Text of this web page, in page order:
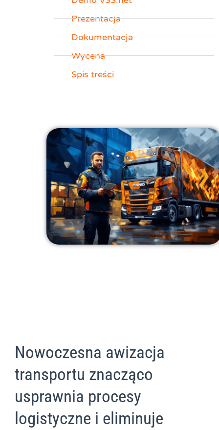
Prezentacja
Dokumentacja
Wycena
Spis treści
Nowoczesna awizacja
transportu znacząco
usprawnia procesy
logistyczne i eliminuje